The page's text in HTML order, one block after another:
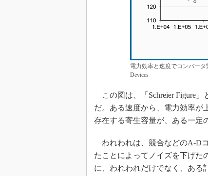
電力効率と速度でコンバー
Devices
この図は、「Schreier Figure
だ。ある速度から、電力効率が
存在する寄生容量が、ある一定
われわれは、競合などのA-D
たことによってノイズを下げた
に、われわれだけでなく、ある